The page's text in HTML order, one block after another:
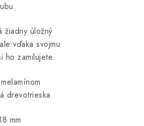
žiadny úložný
vďaka svojmu
ho zamilujete.
drevotrieska
mm